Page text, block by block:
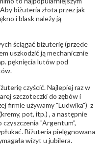
Brylantowy okrągły
ct - 8 szt.,0.030 ct - 6 szt.
0.292 ct
Rubin
Rubin - 1 szt.
biżuteria złota przez jak
i blask należy ją
ściągać biżuterię (przede
uszkodzić ją mechanicznie
pęknięcia lutów pod
czyścić. Najlepiej raz w
szczoteczki do zębów i
firmie używamy "Ludwika") z
pot, itp.) , a następnie
czyszczenia "Argentum",
Biżuteria pielęgnowana
wizyt u jubilera.